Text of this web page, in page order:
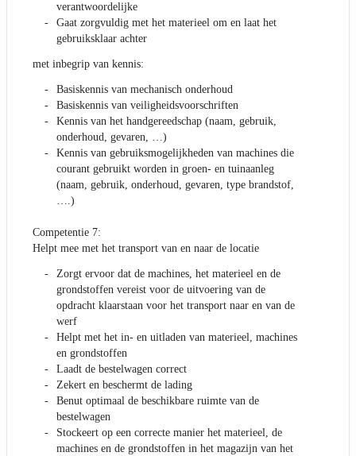
verantwoordelijke
Gaat zorgvuldig met het materieel om en laat het
gebruiksklaar achter
met inbegrip van kennis:
Basiskennis van mechanisch onderhoud
Basiskennis van veiligheidsvoorschriften
Kennis van het handgereedschap (naam, gebruik,
onderhoud, gevaren, …)
Kennis van gebruiksmogelijkheden van machines die
courant gebruikt worden in groen- en tuinaanleg
(naam, gebruik, onderhoud, gevaren, type brandstof,
….)
Competentie 7:
Helpt mee met het transport van en naar de locatie
Zorgt ervoor dat de machines, het materieel en de
grondstoffen vereist voor de uitvoering van de
opdracht klaarstaan voor het transport naar en van de
werf
Helpt met het in- en uitladen van materieel, machines
en grondstoffen
Laadt de bestelwagen correct
Zekert en beschermt de lading
Benut optimaal de beschikbare ruimte van de
bestelwagen
Stockeert op een correcte manier het materieel, de
machines en de grondstoffen in het magazijn van het